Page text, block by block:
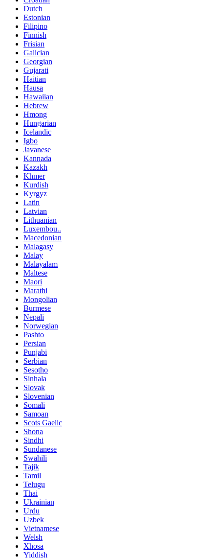
Dutch
Estonian
Filipino
Finnish
Frisian
Galician
Georgian
Gujarati
Haitian
Hausa
Hawaiian
Hebrew
Hmong
Hungarian
Icelandic
Igbo
Javanese
Kannada
Kazakh
Khmer
Kurdish
Kyrgyz
Latin
Latvian
Lithuanian
Luxembou..
Macedonian
Malagasy
Malay
Malayalam
Maltese
Maori
Marathi
Mongolian
Burmese
Nepali
Norwegian
Pashto
Persian
Punjabi
Serbian
Sesotho
Sinhala
Slovak
Slovenian
Somali
Samoan
Scots Gaelic
Shona
Sindhi
Sundanese
Swahili
Tajik
Tamil
Telugu
Thai
Ukrainian
Urdu
Uzbek
Vietnamese
Welsh
Xhosa
Yiddish